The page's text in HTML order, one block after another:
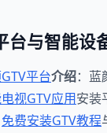
台与智能设
平台介绍：蓝
视GTV应用安装
免费安装GTV教程